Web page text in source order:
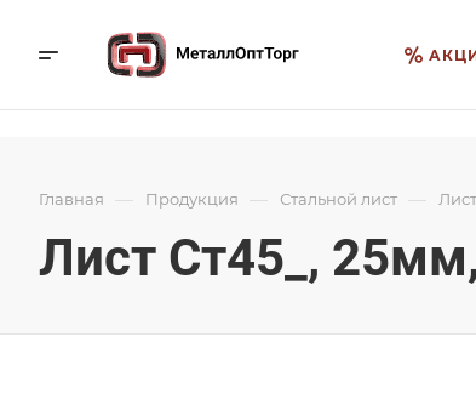
Главная — Продукция — Стальной лист —
Лист Ст45_,